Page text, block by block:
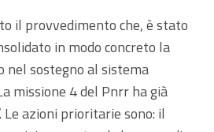
il provvedimento che, è stato
in modo concreto la
nel sostegno al sistema
missione 4 del Pnrr ha già
azioni prioritarie sono: il